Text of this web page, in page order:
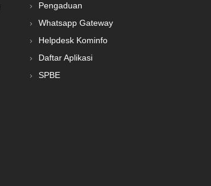
Pengaduan
Whatsapp Gateway
Helpdesk Kominfo
Daftar Aplikasi
SPBE